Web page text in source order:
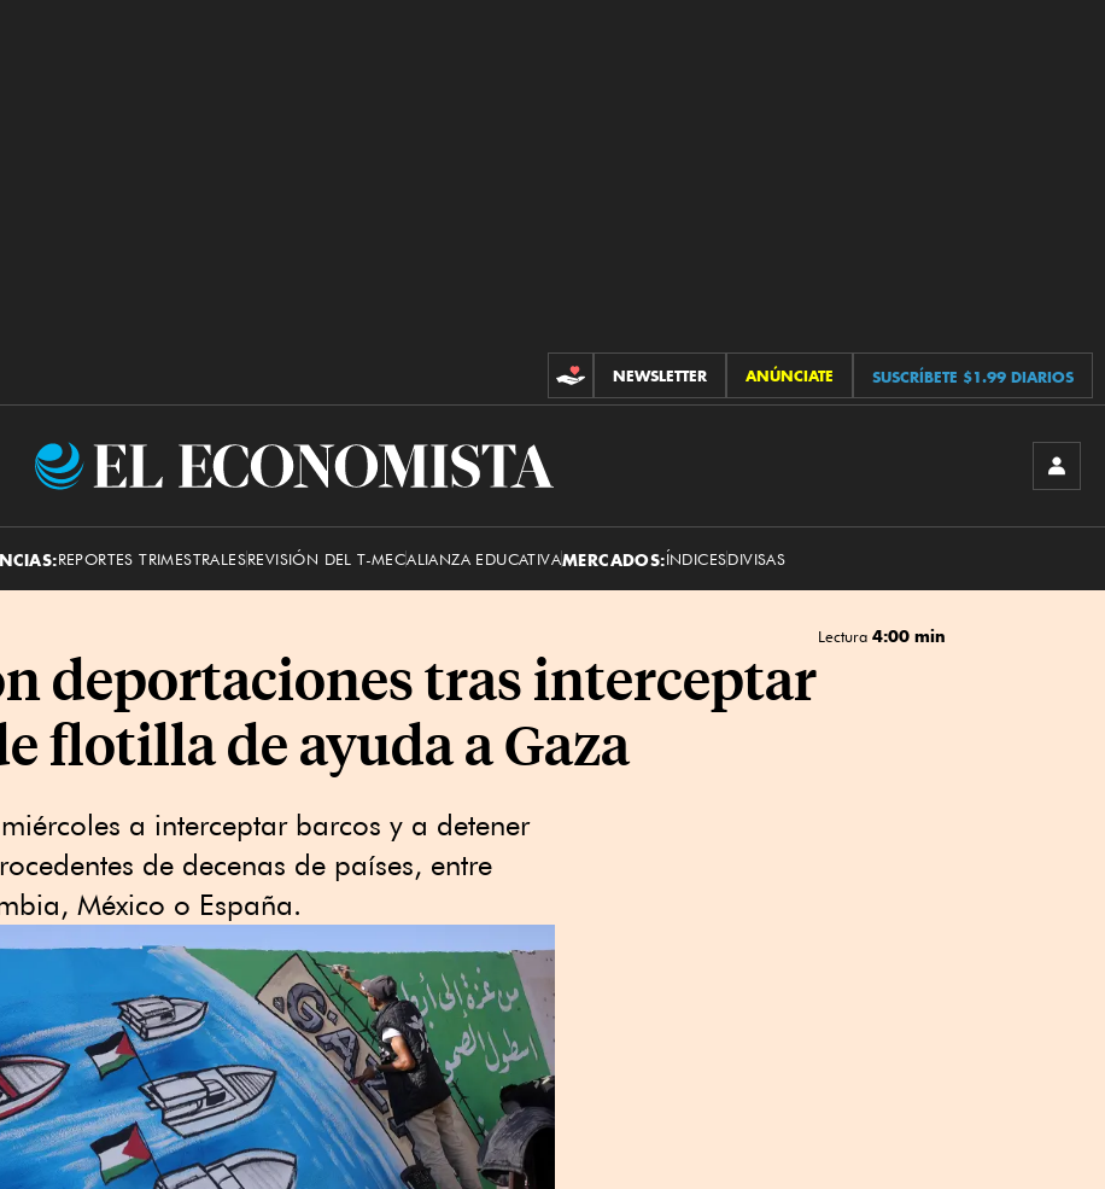
CONTRIBUCIONES
NEWSLETTER ANÚNCIATE SUSCRÍBETE $1.99 DIARIOS
El
REPORTES TRIMESTRALESREVISIÓN DEL T-MECALIANZA EDUCATIVAMERCADOS:ÍNDICESDIVISAS
Lectura 4:00 min
deportaciones tras interceptar
flotilla de ayuda a Gaza
a interceptar barcos y a detener
de decenas de países, entre
México o España.